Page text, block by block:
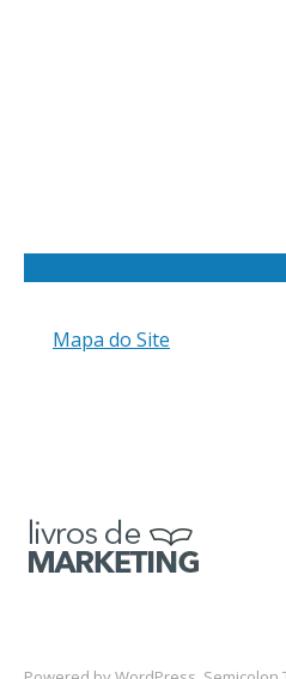
Mapa do Site